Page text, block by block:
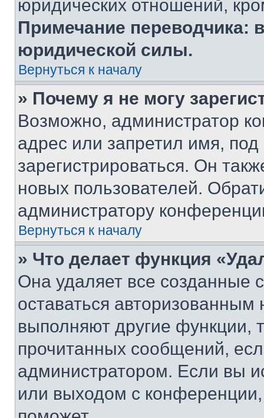
юридических отношений,
Примечание переводчика:
юридической силы.
Вернуться к началу
» Почему я не могу
Возможно, администратор
адрес или запретил имя,
зарегистрироваться. Он
новых пользователей.
администратору
Вернуться к началу
» Что делает функция
Она удаляет все созданные
оставаться
выполняют другие функции,
прочитанных сообщений,
администратором. Если вы
или выходом с